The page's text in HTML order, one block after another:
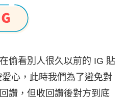
偷看別人很久以前的 IG 貼
心，此時我們為了避免對
讚，但收回讚後對方到底